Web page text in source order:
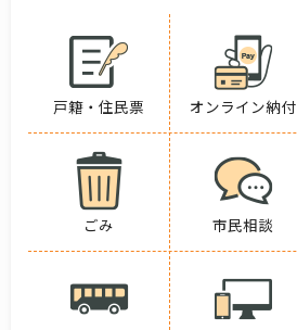
戸籍・住民票 オンライン納付
ごみ 市民相談